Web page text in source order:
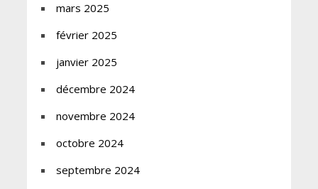
mars 2025
février 2025
janvier 2025
décembre 2024
novembre 2024
octobre 2024
septembre 2024